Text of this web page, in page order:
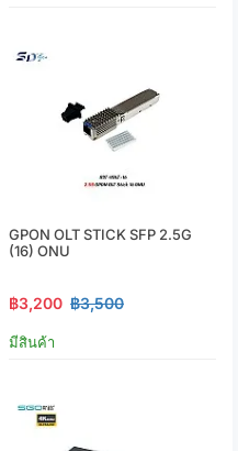
GPON OLT STICK SFP 2.5G
(16) ONU
฿3,200 ฿3,500
มีสินค้า